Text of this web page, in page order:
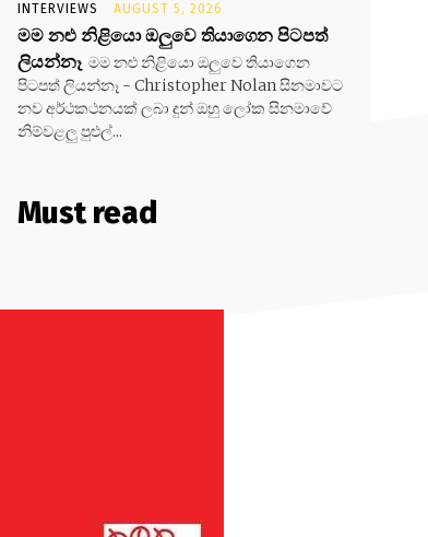
INTERVIEWS AUGUST 5, 2026
මම නළු නිළියො ඔලුවෙ තියාගෙන පිටපත්
ලියන්නෑ මම නළු නිළියො ඔලුවෙ තියාගෙන
පිටපත් ලියන්නෑ - Christopher Nolan සිනමාවට
නව අර්ථකථනයක් ලබා දුන් ඔහු ලෝක සිනමාවේ
නිම්වළලු පුළුල්...
Must read